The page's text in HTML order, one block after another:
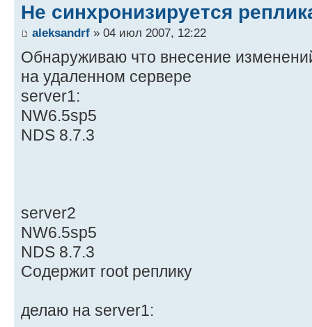
Не синхронизируется
aleksandrf » 04 июл 2007, 12:22
Обнаруживаю что внесение
на удаленном сервере
server1:
NW6.5sp5
NDS 8.7.3
server2
NW6.5sp5
NDS 8.7.3
Содержит root реплику
делаю на server1: